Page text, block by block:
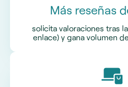
Más reseñas
solicita valoraciones tras
enlace) y gana volumen